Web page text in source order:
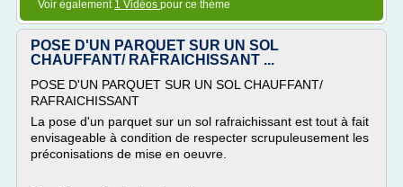
Voir également 1 Vidéos pour ce thème
POSE D'UN PARQUET SUR UN SOL
CHAUFFANT/ RAFRAICHISSANT ...
POSE D'UN PARQUET SUR UN SOL CHAUFFANT/
RAFRAICHISSANT
La pose d'un parquet sur un sol rafraichissant est tout à fait
envisageable à condition de respecter scrupuleusement les
préconisations de mise en oeuvre.